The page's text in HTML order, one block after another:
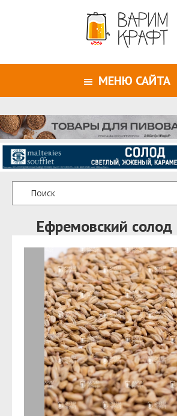
МЕНЮ САЙТА
Ефремовский солод